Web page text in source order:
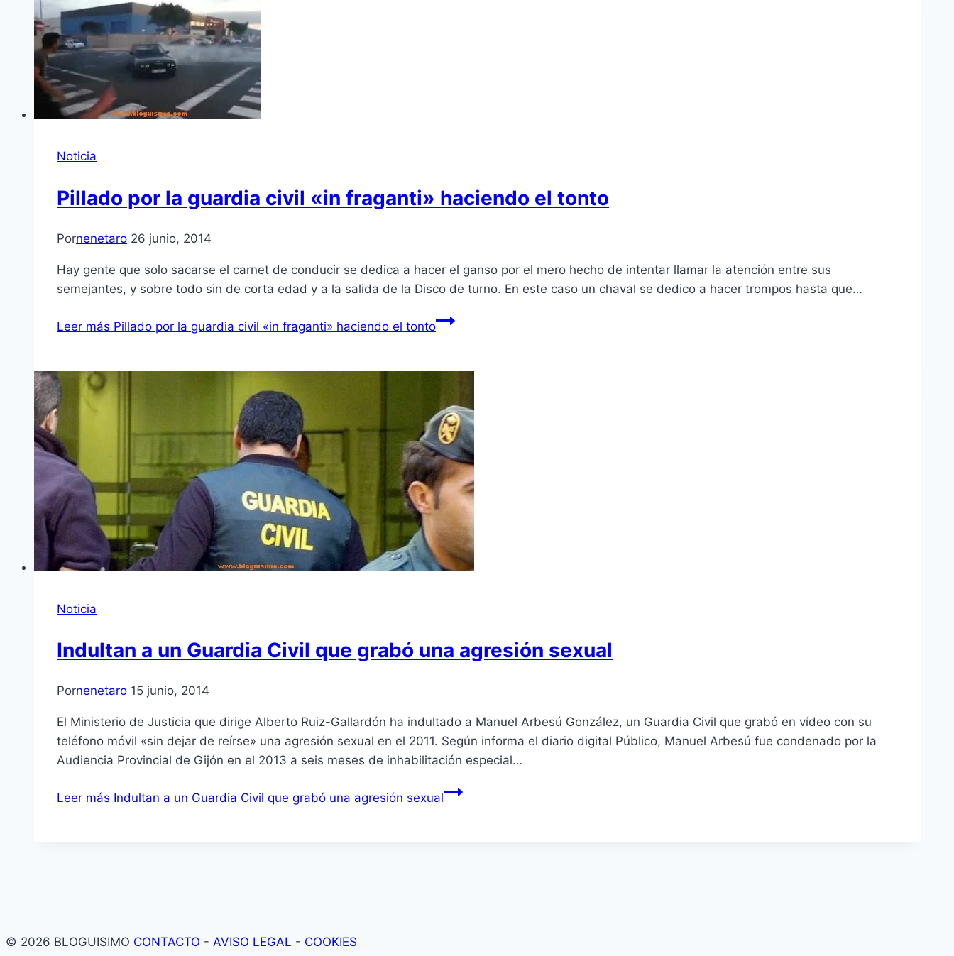
Noticia
Pillado por la guardia civil «in fraganti» haciendo el tonto
Pornenetaro 26 junio, 2014
Hay gente que solo sacarse el carnet de conducir se dedica a hacer el ganso por el mero hecho de intentar llamar la atención entre sus
semejantes, y sobre todo sin de corta edad y a la salida de la Disco de turno. En este caso un chaval se dedico a hacer trompos hasta que…
Leer más Pillado por la guardia civil «in fraganti» haciendo el tonto
Noticia
Indultan a un Guardia Civil que grabó una agresión sexual
Pornenetaro 15 junio, 2014
El Ministerio de Justicia que dirige Alberto Ruiz-Gallardón ha indultado a Manuel Arbesú González, un Guardia Civil que grabó en vídeo con su
teléfono móvil «sin dejar de reírse» una agresión sexual en el 2011. Según informa el diario digital Público, Manuel Arbesú fue condenado por la
Audiencia Provincial de Gijón en el 2013 a seis meses de inhabilitación especial…
Leer más Indultan a un Guardia Civil que grabó una agresión sexual
© 2026 BLOGUISIMO CONTACTO - AVISO LEGAL - COOKIES